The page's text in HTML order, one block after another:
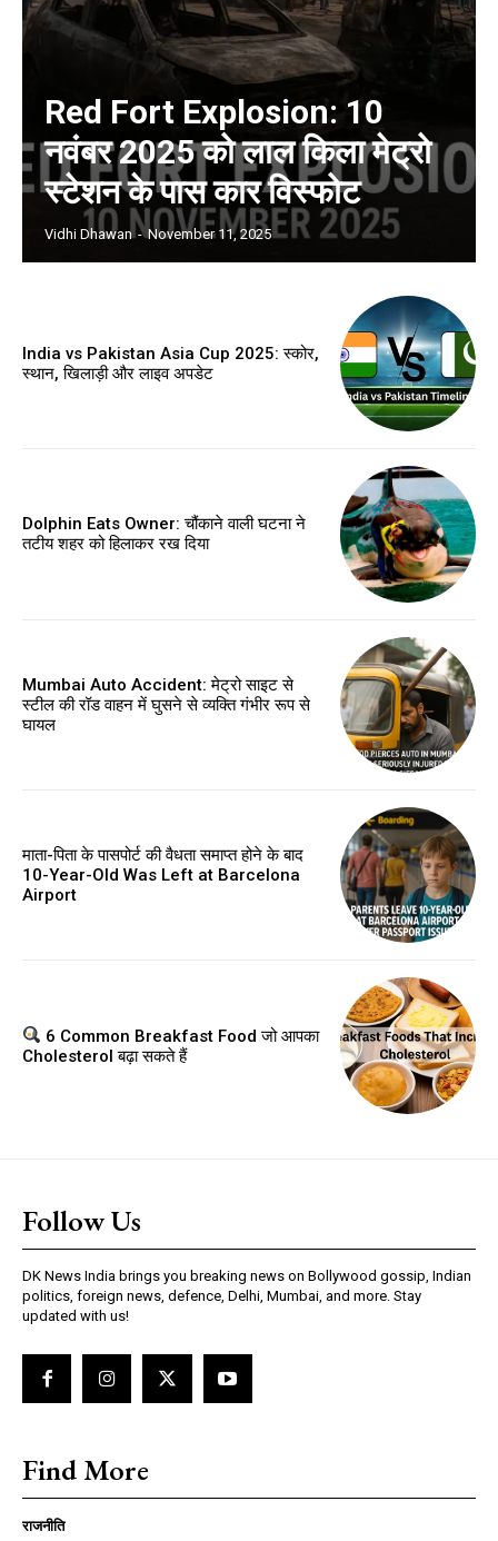
Red Fort Explosion: 10
नवंबर 2025 को लाल किला मेट्रो
स्टेशन के पास कार विस्फोट
Vidhi Dhawan - November 11, 2025
India vs Pakistan Asia Cup 2025: स्कोर,
स्थान, खिलाड़ी और लाइव अपडेट
Dolphin Eats Owner: चौंकाने वाली घटना ने
तटीय शहर को हिलाकर रख दिया
Mumbai Auto Accident: मेट्रो साइट से
स्टील की रॉड वाहन में घुसने से व्यक्ति गंभीर रूप से
घायल
माता-पिता के पासपोर्ट की वैधता समाप्त होने के बाद
10-Year-Old Was Left at Barcelona
Airport
6 Common Breakfast Food जो आपका
Cholesterol बढ़ा सकते हैं
Follow Us
DK News India brings you breaking news on Bollywood gossip, Indian
politics, foreign news, defence, Delhi, Mumbai, and more. Stay
updated with us!
Find More
राजनीति